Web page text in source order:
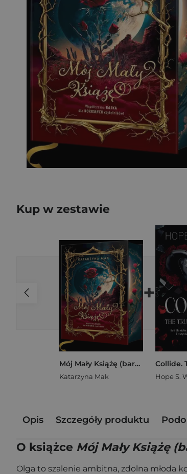
Kup w zestawie
Mój Mały Książę (barwione brzegi)
Katarzyna Mak
+
Hope S.
Opis Szczegóły produktu
O książce Mój Mały Książę
Olga to szalenie ambitna, zdolna młoda